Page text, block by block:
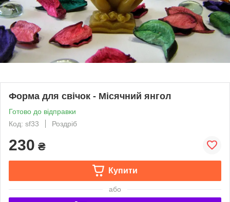
Форма для свічок - Місячний янгол
Готово до відправки
Код: sf33
Роздріб
230 ₴
Купити
або